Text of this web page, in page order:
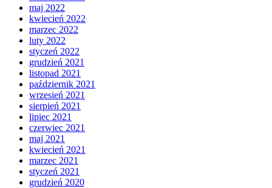
maj 2022
kwiecień 2022
marzec 2022
luty 2022
styczeń 2022
grudzień 2021
listopad 2021
październik 2021
wrzesień 2021
sierpień 2021
lipiec 2021
czerwiec 2021
maj 2021
kwiecień 2021
marzec 2021
styczeń 2021
grudzień 2020